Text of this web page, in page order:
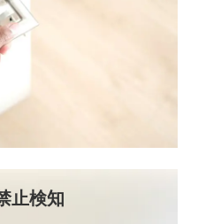
止検知